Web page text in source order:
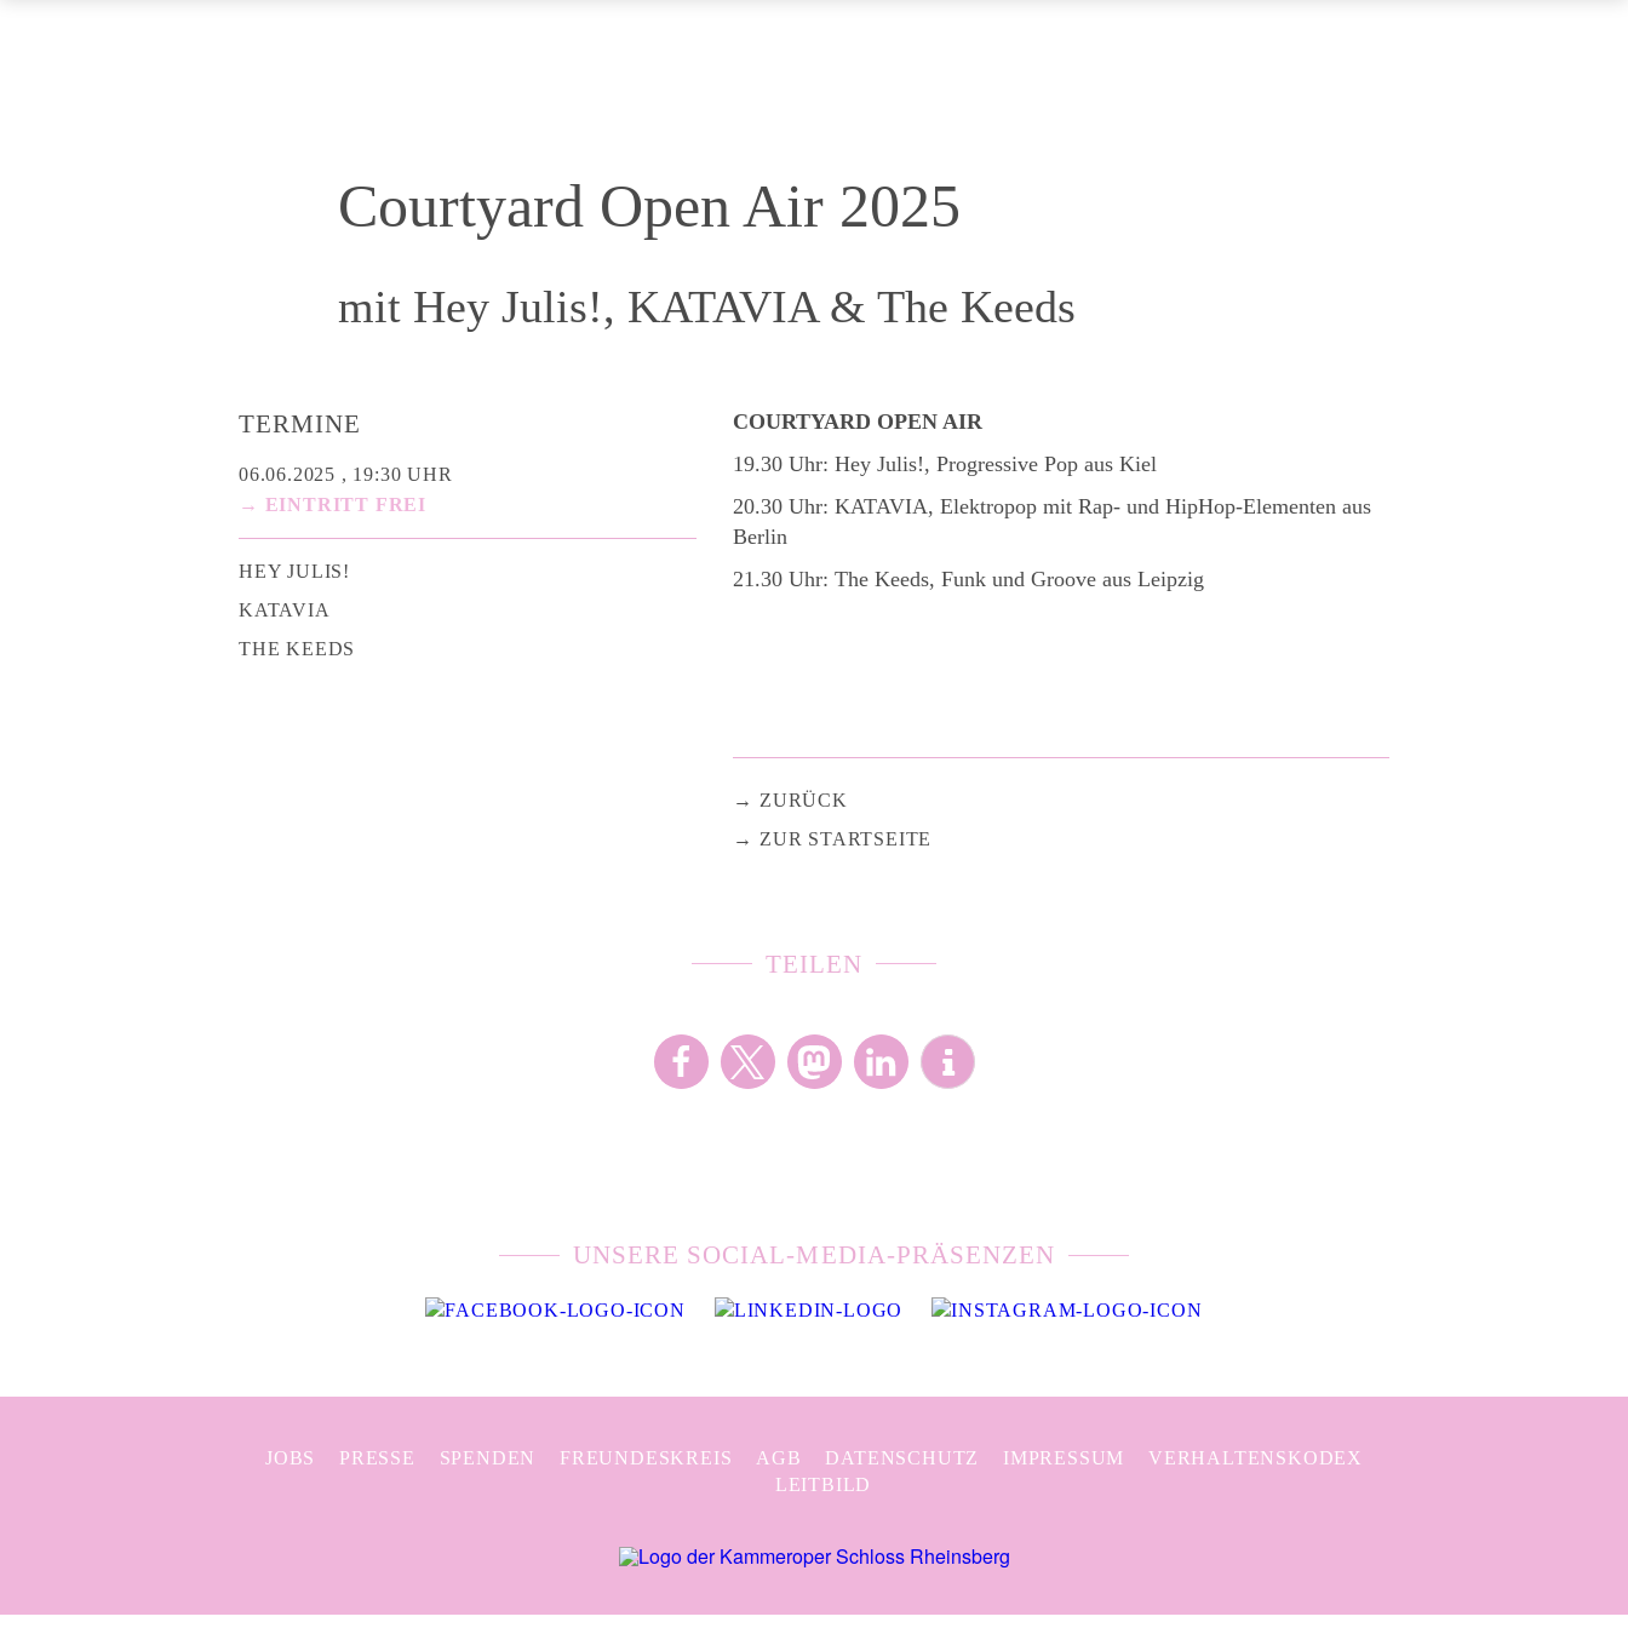
Courtyard Open Air 2025
mit Hey Julis!, KATAVIA & The Keeds
TERMINE
06.06.2025 , 19:30 UHR
→ EINTRITT FREI
HEY JULIS!
KATAVIA
THE KEEDS
COURTYARD OPEN AIR
19.30 Uhr: Hey Julis!, Progressive Pop aus Kiel
20.30 Uhr: KATAVIA, Elektropop mit Rap- und HipHop-Elementen aus
Berlin
21.30 Uhr: The Keeds, Funk und Groove aus Leipzig
ZURÜCK
ZUR STARTSEITE
TEILEN
UNSERE SOCIAL-MEDIA-PRÄSENZEN
JOBS PRESSE SPENDEN FREUNDESKREIS AGB DATENSCHUTZ IMPRESSUM
VERHALTENSKODEX
LEITBILD